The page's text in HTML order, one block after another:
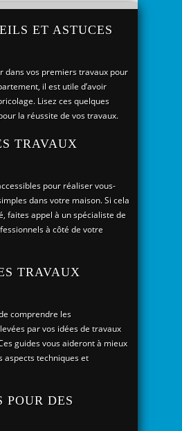
ET ASTUCES
dans vos premiers travaux pour
il est utile d’avoir
Lisez ces quelques
la réussite de vos travaux.
TRAVAUX
pour réaliser vous-
dans votre maison. Si cela
faites appel à un spécialiste de
à côté de votre
TRAVAUX
comprendre les
par vos idées de travaux
guides vous aideront à mieux
aspects techniques et
POUR DES